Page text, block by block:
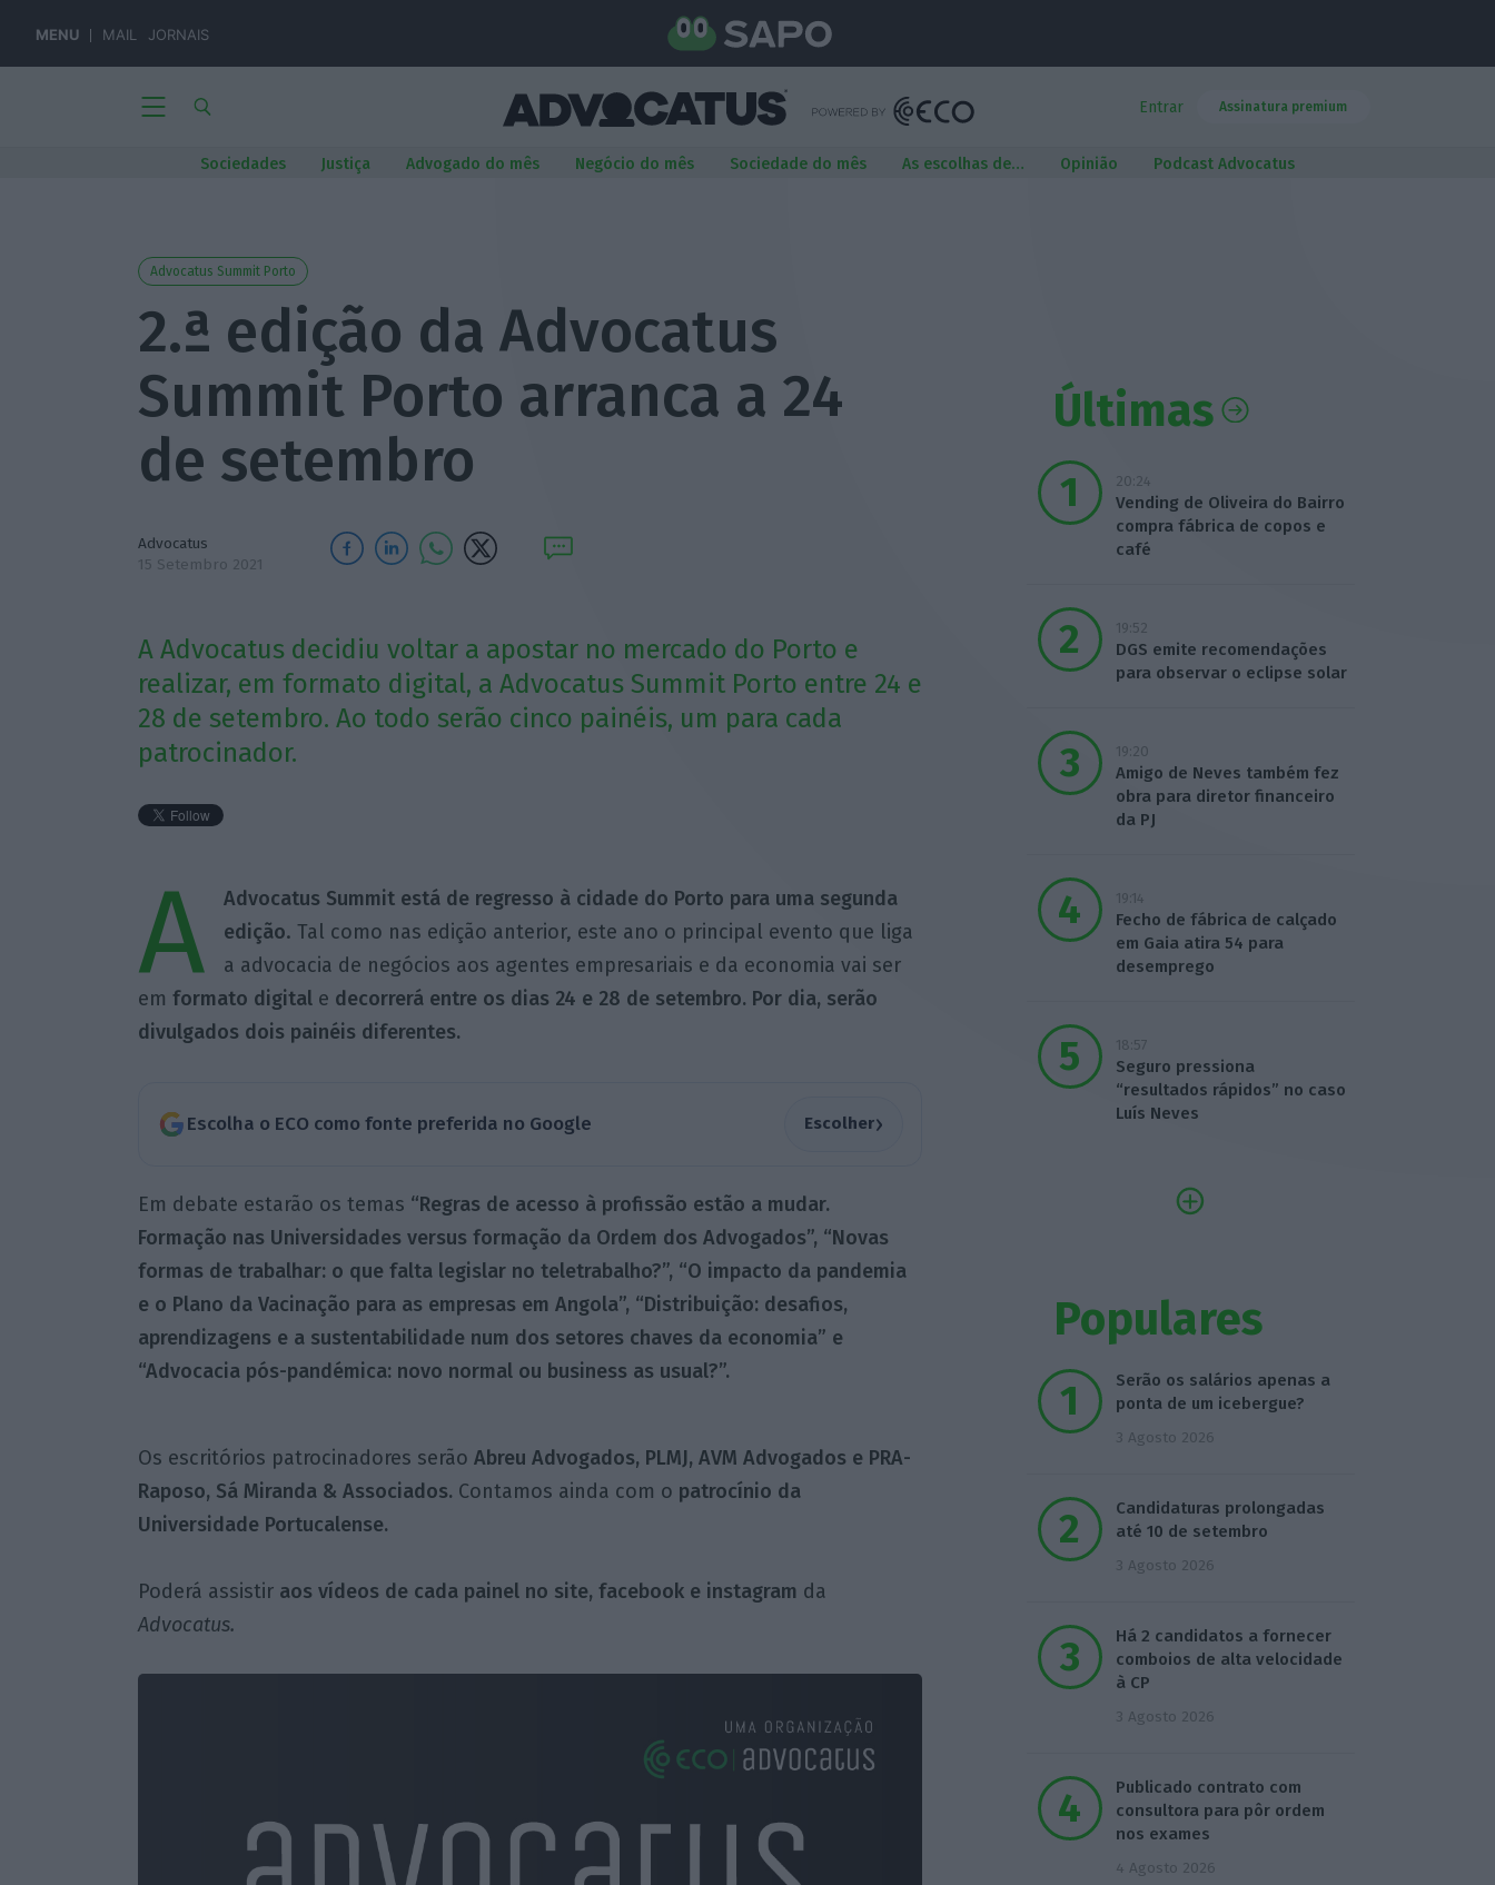
MENU MAIL JORNAIS
Entrar Assinatura premium
Sociedades Justiça Advogado do mês Negócio do mês Sociedade do mês As escolhas de… Opinião Podcast Advocatus
Advocatus Summit Porto
2.ª edição da Advocatus
Summit Porto arranca a 24
de setembro
Advocatus
15 Setembro 2021
A Advocatus decidiu voltar a apostar no mercado do Porto e
realizar, em formato digital, a Advocatus Summit Porto entre 24 e
28 de setembro. Ao todo serão cinco painéis, um para cada
patrocinador.
A
Advocatus Summit está de regresso à cidade do Porto para uma segunda
edição. Tal como nas edição anterior, este ano o principal evento que liga
a advocacia de negócios aos agentes empresariais e da economia vai ser
em formato digitale decorrerá entre os dias 24 e 28 de setembro. Por dia, serão
divulgados dois painéis diferentes.
Escolha o ECO como fonte preferida no Google Escolher›
Em debate estarão os temas “Regras de acesso à profissão estão a mudar.
Formação nas Universidades versus formação da Ordem dos Advogados”, “Novas
formas de trabalhar: o que falta legislar no teletrabalho?”, “O impacto da pandemia
e o Plano da Vacinação para as empresas em Angola”, “Distribuição: desafios,
aprendizagens e a sustentabilidade num dos setores chaves da economia” e
“Advocacia pós-pandémica: novo normal ou business as usual?”.
Os escritórios patrocinadores serão Abreu Advogados, PLMJ, AVM Advogados e PRA-
Raposo, Sá Miranda & Associados. Contamos ainda com o patrocínio da
Universidade Portucalense.
Poderá assistiraos vídeos de cada painel no site, facebook e instagram da
Advocatus.
Últimas
20:24
Vending de Oliveira do Bairro
compra fábrica de copos e
café
19:52
DGS emite recomendações
para observar o eclipse solar
19:20
Amigo de Neves também fez
obra para diretor financeiro
da PJ
19:14
Fecho de fábrica de calçado
em Gaia atira 54 para
desemprego
18:57
Seguro pressiona
“resultados rápidos” no caso
Luís Neves
Populares
Serão os salários apenas a
ponta de um icebergue?
3 Agosto 2026
Candidaturas prolongadas
até 10 de setembro
3 Agosto 2026
Há 2 candidatos a fornecer
comboios de alta velocidade
à CP
3 Agosto 2026
Publicado contrato com
consultora para pôr ordem
nos exames
4 Agosto 2026